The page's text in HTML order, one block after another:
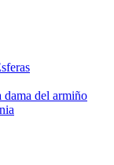
dama del armiño